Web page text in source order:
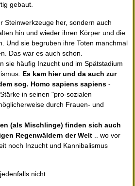
gebaut.
Steinwerkzeuge her, sondern auch
hin und wieder ihren Körper und die
Und sie begruben ihre Toten manchmal
Das war es auch schon.
sie häufig Inzucht und im Spätstadium
Es kam hier und da auch zur
sog. Homo sapiens sapiens -
in seinen "pro-sozialen
durch Frauen- und
(als Mischlinge) finden sich auch
Regenwäldern der Welt .. wo vor
noch Inzucht und Kannibalismus
nicht.